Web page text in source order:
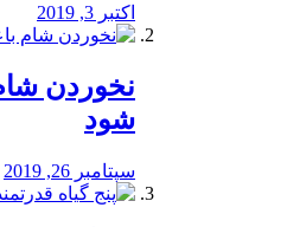
اکتبر 3, 2019
نخوردن
‌شود
سپتامبر 26, 2019